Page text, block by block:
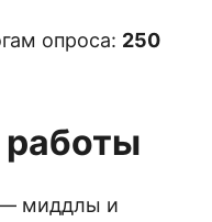
опроса: 250
— миддлы и